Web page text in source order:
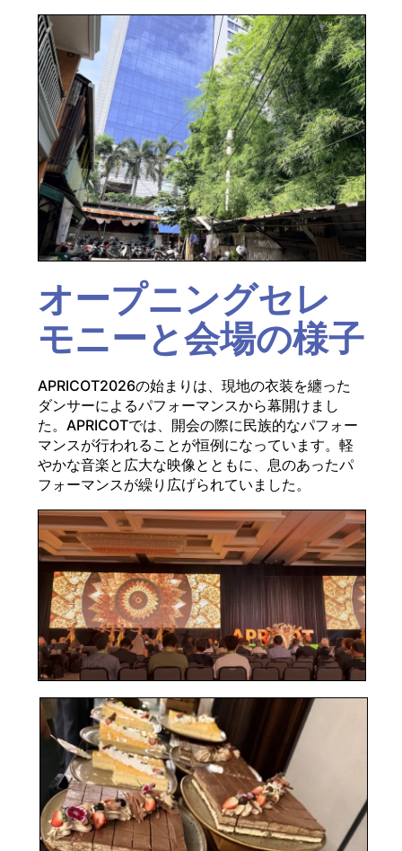
オープニングセレ
モニーと会場の様子
APRICOT2026の始まりは、現地の衣装を纏った
ダンサーによるパフォーマンスから幕開けまし
た。APRICOTでは、開会の際に民族的なパフォー
マンスが行われることが恒例になっています。軽
やかな音楽と広大な映像とともに、息のあったパ
フォーマンスが繰り広げられていました。